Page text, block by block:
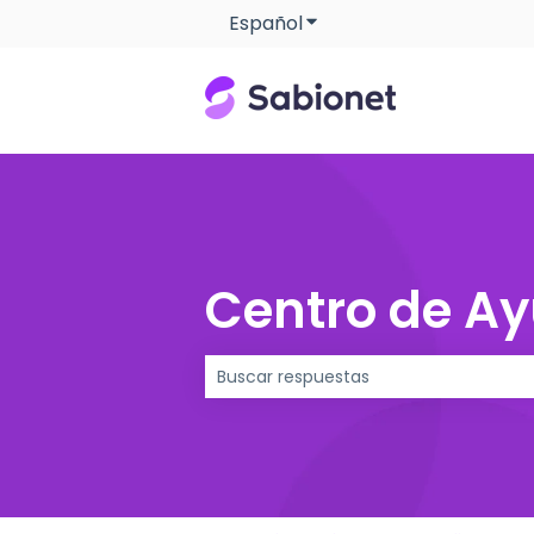
EspañolTraducciones de
Centro de